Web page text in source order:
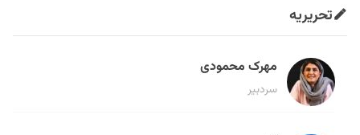
تحریریه
مهرک محمودی
سردبیر